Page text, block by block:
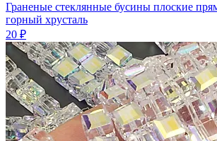
Граненые стеклянные бусины плоские
горный хрусталь
20 ₽